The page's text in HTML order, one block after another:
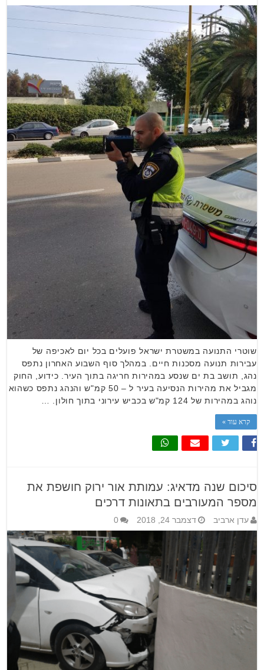
שוטרי התנועה במשטרת ישראל פועלים בכל יום לאכיפה של
עבירות תנועה מסכנות חיים. במהלך סוף השבוע האחרון נתפס
נהג, תושב בת ים שנסע במהירות חריגה בתוך העיר. כידוע, החוק
מגביל את מהירות הנסיעה בעיר ל – 50 קמ"ש והנהג נתפס כשהוא
נוהג במהירות של 124 קמ"ש בכביש עירוני בתוך חולון. …
קרא עוד »
סיכום שנה מדאיג: עמותת אור ירוק חושפת את
מספר המעורבים בתאונות דרכים
עדן ארביב דצמבר 24, 2018 0